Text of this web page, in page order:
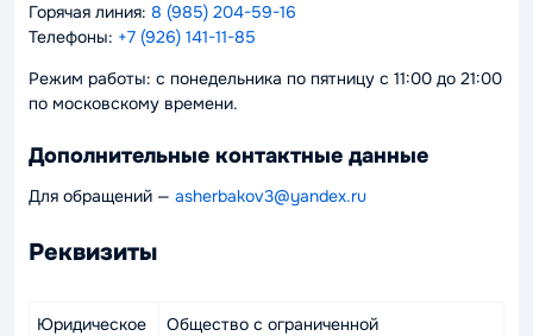
Горячая линия: 8 (985) 204-59-16
Телефоны: +7 (926) 141-11-85
Режим работы: с понедельника по пятницу с 11:00 до 21:00
по московскому времени.
Дополнительные контактные данные
Для обращений — asherbakov3@yandex.ru
Реквизиты
Юридическое
Общество с ограниченной